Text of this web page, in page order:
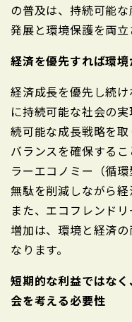
の普及は、持続可能
発展と環境保護を両立
経済を優先すれば環境
経済成長を優先し続
に持続可能な社会の
続可能な成長戦略を
バランスを確保する
ラーエコノミー（循
無駄を削減しながら経
また、エコフレンド
増加は、環境と経済
なります。
短期的な利益ではな
会を考える必要性